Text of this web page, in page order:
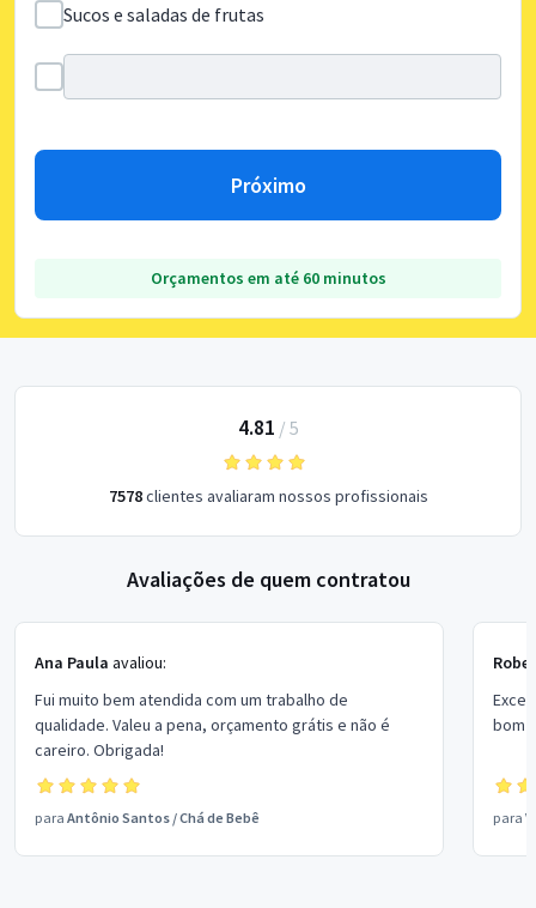
Sucos e saladas de frutas
Próximo
Orçamentos em até 60 minutos
4.81 / 5
7578clientes avaliaram nossos profissionais
Avaliações de quem contratou
Ana Paula avaliou:
Fui muito bem atendida com um trabalho de
qualidade. Valeu a pena, orçamento grátis e não é
careiro. Obrigada!
para Antônio Santos /Chá de Bebê
bom
para